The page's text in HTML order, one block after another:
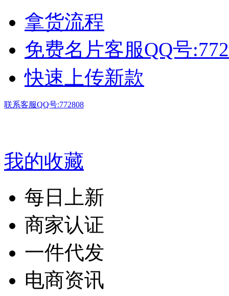
拿货流程
免费名片客服QQ号
快速上传新款
联系客服QQ号:772808
我的收藏
每日上新
商家认证
一件代发
电商资讯